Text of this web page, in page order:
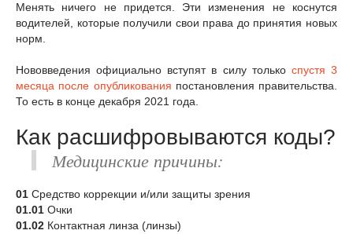
Менять ничего не придется. Эти изменения не коснутся
водителей, которые получили свои права до принятия новых
норм.
Нововведения официально вступят в силу только спустя 3
месяца после опубликования постановления правительства.
То есть в конце декабря 2021 года.
Как расшифровываются коды?
Медицинские причины:
01 Средство коррекции и/или защиты зрения
01.01 Очки
01.02 Контактная линза (линзы)